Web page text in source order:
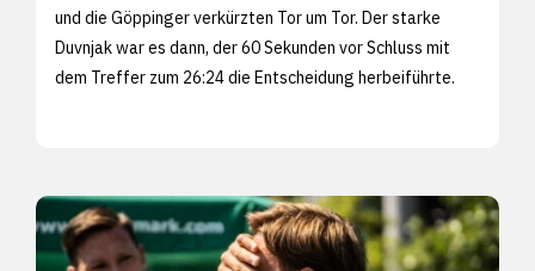
und die Göppinger verkürzten Tor um Tor. Der starke
Duvnjak war es dann, der 60 Sekunden vor Schluss mit
dem Treffer zum 26:24 die Entscheidung herbeiführte.